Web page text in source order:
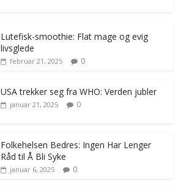
Lutefisk-smoothie: Flat mage og evig
livsglede
februar 21, 2025 0
USA trekker seg fra WHO: Verden jubler
januar 21, 2025 0
Folkehelsen Bedres: Ingen Har Lenger
Råd til Å Bli Syke
januar 6, 2025 0